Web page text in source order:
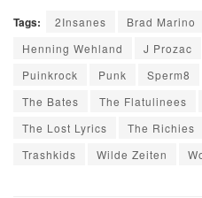
Tags: 2Insanes Brad Marino
Henning Wehland
J Prozac
Puinkrock
Punk Sperm8
The Bates
The Flatulinees
The Lost Lyrics
The Richies
Trashkids
Wilde Zeiten